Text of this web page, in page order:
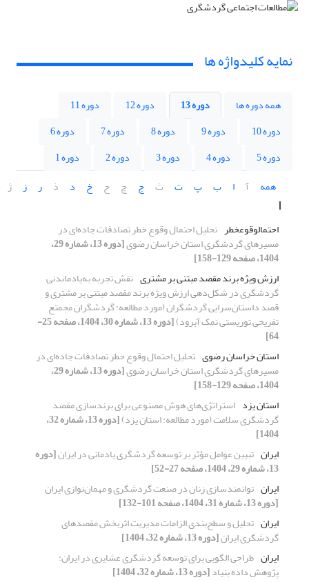
نمایه کلیدواژه ها
همه دوره ها دوره 13 دوره 12
دوره 11
دوره 10
دوره 9 دوره 8 دوره 7
دوره 6
دوره 5
دوره 4 دوره 3 دوره 2
دوره 1
همه
آ ا ب پ ت ث ج چ ح خ د ذ ر ز ژ
ا
احتمال‎وقوع‎خطر تحلیل احتمال ‎وقوع‎ خطر تصادفات جاده‌ای در
مسیرهای گردشگری استان خراسان رضوی [دوره 13، شماره 29،
1404، صفحه 129-158]
ارزش ویژه برند مقصد مبتنی بر مشتری نقش تجربه به‌یادماندنی
گردشگری در شکل‌دهی ارزش ویژه برند مقصد مبتنی بر مشتری و
قصد داستان‌سرایی ‌گردشگران (مورد مطالعه: گردشگران مجمتع
تفریحی توریستی نمک آبرود) [دوره 13، شماره 30، 1404، صفحه 25-
64]
استان خراسان رضوی
تحلیل احتمال ‎وقوع‎ خطر تصادفات جاده‌ای در
مسیرهای گردشگری استان خراسان رضوی [دوره 13، شماره 29،
1404، صفحه 129-158]
استان یزد استراتژی‌های هوش مصنوعی برای برندسازی مقصد
گردشگری سلامت (مورد مطالعه: استان یزد) [دوره 13، شماره 32،
1404]
ایران تبیین عوامل مؤثر بر توسعه گردشگری یادمانی در ایران[دوره
13، شماره 29، 1404، صفحه 27-52]
ایران توانمندسازی زنان در صنعت گردشگری و مهمان‌نوازی ایران
[دوره 13، شماره 31، 1404، صفحه 101-132]
ایران تحلیل و سطح‌بندی الزامات مدیریت اثربخش مقصدهای
گردشگری ایران[دوره 13، شماره 32، 1404]
ایران طراحی الگویی برای توسعه گردشگری عشایری در ایران:
پژوهش داده بنیاد[دوره 13، شماره 32، 1404]